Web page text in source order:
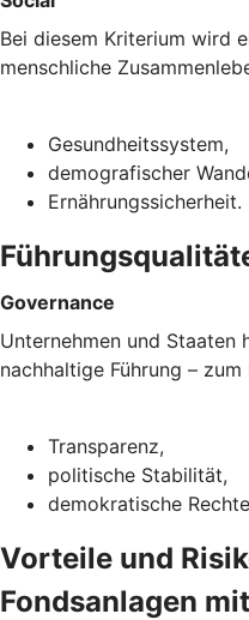
Bei diesem Kriterium wird
menschliche
Gesundheitssystem,
demografischer
Ernährungssicherheit.
Governance
Unternehmen und Staaten
nachhaltige Führung – zum
Transparenz,
politische Stabilität,
demokratische
Vorteile und
Fondsanlagen mit